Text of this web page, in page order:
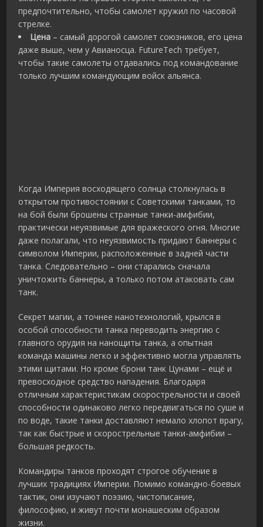
предпочтительно, чтобы самолет кружил по часовой
стрелке.
Цена – самый дорогой самолет союзников, его цена
даже выше, чем у Авианосца. FutureTech требует,
чтобы такие самолеты отдавались под командование
только лучшим командующим войск альянса.
Когда Империя восходящего солнца столкнулась в
открытом противостоянии с Советскими танками, то
на бой были брошены странные танки-амфибии,
практически неуязвимые для вражеского огня. Многие
даже полагали, что неуязвимость придают баннеры с
символом Империи, расположенные в задней части
танка. Следовательно – они старались сначала
уничтожить баннеры, а только потом атаковать сам
танк.
Секрет магии, а точнее нанотехнологий, крылся в
особой способности танка переводить энергию с
главного орудия на нанощиты танка, а опытная
команда машины легко и эффективно могла управлять
этими щитами. Но кроме брони танк Цунами – ещё и
превосходное средство нападения. Благодаря
отличным характеристикам скорострельности и своей
способности одинаково легко передвигаться по суше и
по воде, такие танки доставляют немало хлопот врагу,
так как быстрые и скорострельные танки-амфибии –
большая редкость.
Командиры танков проходят строгое обучение в
лучших традициях Империи. Помимо командно-боевых
тактик, они изучают поэзию, чистописание,
философию, и живут почти монашеским образом
жизни.